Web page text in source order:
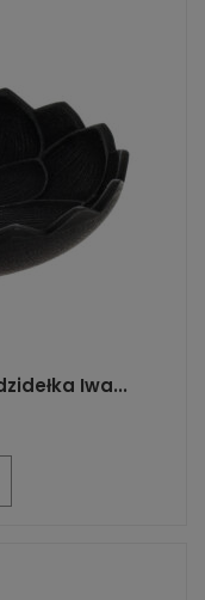
Iwa...